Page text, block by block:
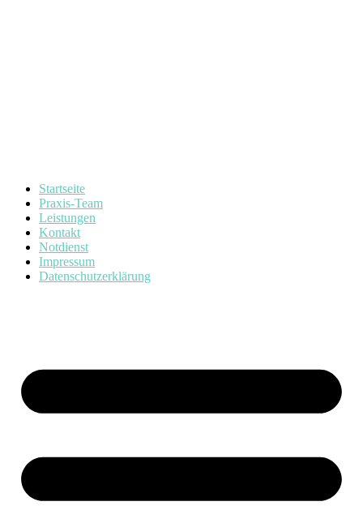
Startseite
Praxis-Team
Leistungen
Kontakt
Notdienst
Impressum
Datenschutzerklärung